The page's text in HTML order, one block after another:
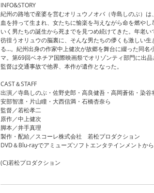
INFO&STORY
紀州の路地で産婆を営むオリュウノオバ（寺島しのぶ）は
血を持って生まれ、女たちに愉楽を与えながら命を燃やし
いく男たちの誕生から死までを見つめ続けてきた。年老い
彷徨うオリュウの脳裏に、そんな男たちの儚くも激しい生
る…。紀州出身の作家中上健次が故郷を舞台に綴った同名
マ。第69回ベネチア国際映画祭でオリゾンティ部門に出
監督は交通事故で他界、本作が遺作となった。
CAST＆STAFF
出演／寺島しのぶ・佐野史郎・高良健吾・高岡蒼佑・染
安部智凛・片山瞳・大西信満・石橋杏奈ら
監督／若松孝二
原作／中上健次
脚本／井手真理
製作・配給／スコーレ株式会社 若松プロダクション
DVD＆Blu-rayでアミューズソフトエンタテインメントか
(C)若松プロダクション